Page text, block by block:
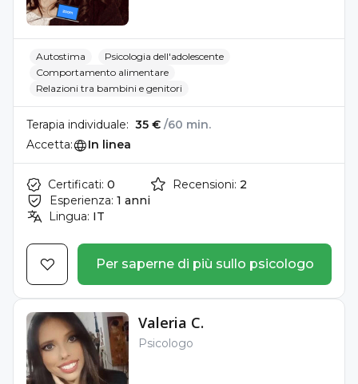
Autostima
Psicologia dell'adolescente
Comportamento alimentare
Relazioni tra bambini e genitori
Terapia individuale: 35 € /60 min.
Accetta:
In linea
Certificati: 0
Esperienza: 1 anni
Lingua: IT
Recensioni: 2
Per saperne di più sullo psicologo
Valeria C.
Psicologo